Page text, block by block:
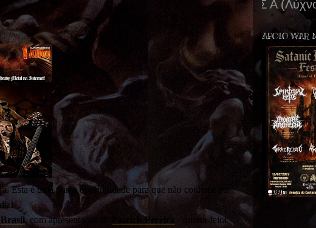
Esta é uma ótima oportunidade para que não conhece ou
, com apresentação de Patrick Pereira - quarta-feira
APOIO WAR